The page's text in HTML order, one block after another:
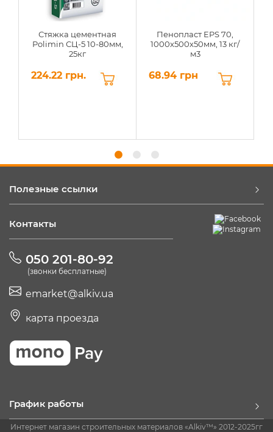
Стяжка цементная
Polimin СЦ-5 10-80мм,
25кг
224.22 грн.
Пенопласт EPS 70,
1000х500х50мм, 13 кг/
м3
68.94 грн
Полезные ссылки
Контакты
050 201-80-92
(звонки бесплатные)
emarket@alkiv.ua
карта проезда
График работы
Интернет магазин строительных материалов «Alkiv™» 2012-2025гг